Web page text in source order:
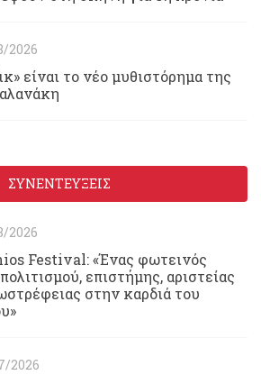
2026
είναι το νέο μυθιστόρημα της
ΣΥΝΕΝΤΕΥΞΕΙΣ
2026
Festival: «Ένας φωτεινός
επιστήμης, αριστείας
στην καρδιά του
2026